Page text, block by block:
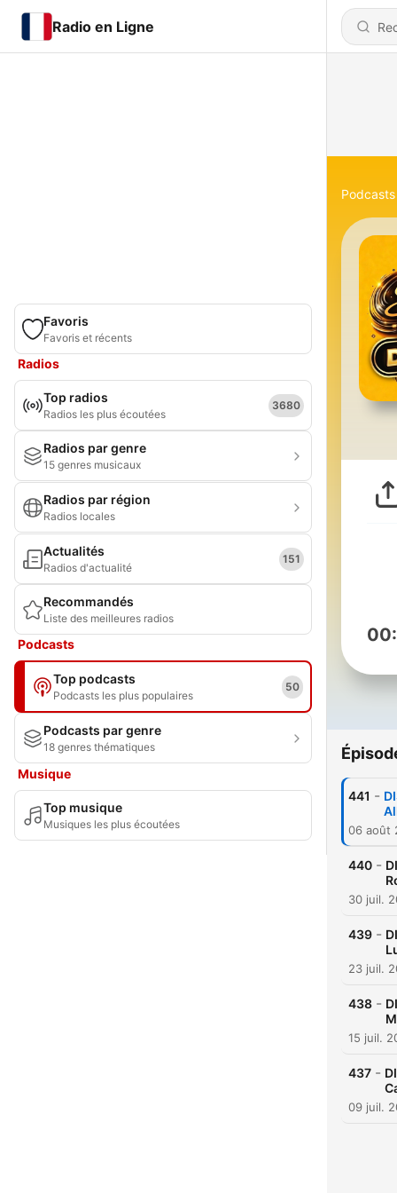
Radio en Ligne
Favoris
Favoris et récents
Radios
Top radios
Radios les plus écoutées
3680
Radios par genre
15 genres musicaux
Radios par région
Radios locales
Actualités
Radios d'actualité
151
Recommandés
Liste des meilleures radios
Podcasts
Top podcasts
Podcasts les plus populaires
50
Podcasts par genre
18 genres thématiques
Musique
Top musique
Musiques les plus écoutées
Podcasts
441 -
06 août
440 -
30 juil.
439 -
23 juil.
438 -
15 juil.
437 -
09 juil.